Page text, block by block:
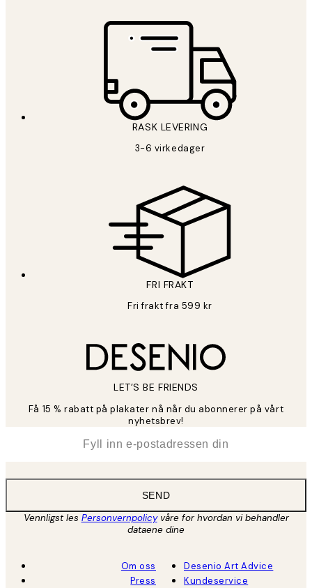
RASK LEVERING
3-6 virkedager
FRI FRAKT
Fri frakt fra 599 kr
LET’S BE FRIENDS
Få 15 % rabatt på plakater nå når du abonnerer på vårt
nyhetsbrev!
SEND
Vennligst les Personvernpolicyvåre for hvordan vi behandler
dataene dine
Om oss
Press
Desenio Art Advice
Kundeservice